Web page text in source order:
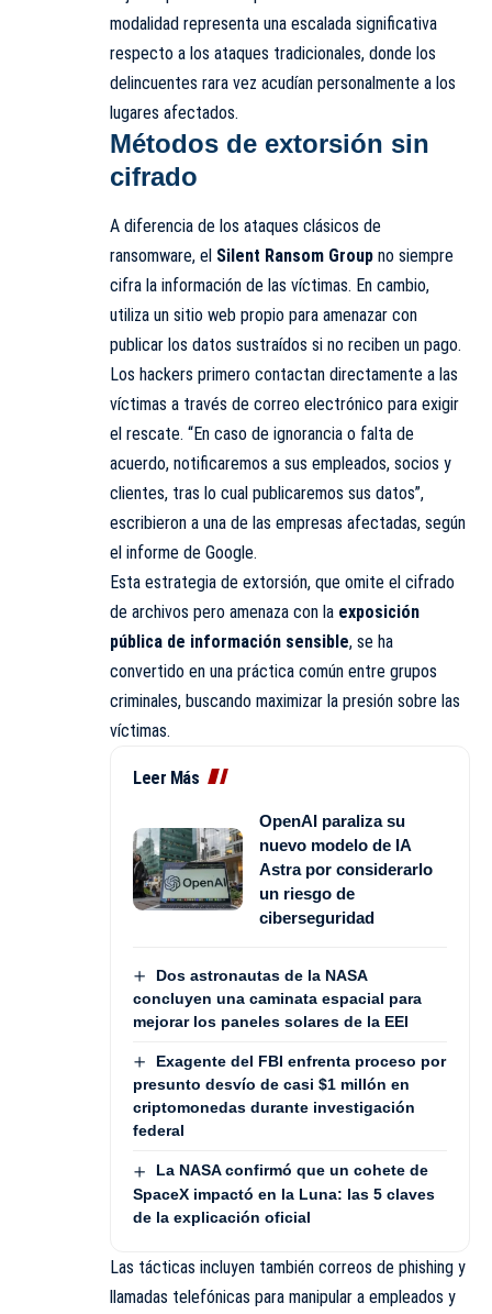
modalidad representa una escalada significativa
respecto a los ataques tradicionales, donde los
delincuentes rara vez acudían personalmente a los
lugares afectados.
Métodos de extorsión sin
cifrado
A diferencia de los ataques clásicos de
ransomware, el Silent Ransom Group no siempre
cifra la información de las víctimas. En cambio,
utiliza un sitio web propio para amenazar con
publicar los datos sustraídos si no reciben un pago.
Los hackers primero contactan directamente a las
víctimas a través de correo electrónico para exigir
el rescate. “En caso de ignorancia o falta de
acuerdo, notificaremos a sus empleados, socios y
clientes, tras lo cual publicaremos sus datos”,
escribieron a una de las empresas afectadas, según
el informe de Google.
Esta estrategia de extorsión, que omite el cifrado
de archivos pero amenaza con la exposición
pública de información sensible, se ha
convertido en una práctica común entre grupos
criminales, buscando maximizar la presión sobre las
víctimas.
Leer Más
OpenAI paraliza su
nuevo modelo de IA
Astra por considerarlo
un riesgo de
ciberseguridad
Dos astronautas de la NASA
concluyen una caminata espacial para
mejorar los paneles solares de la EEI
Exagente del FBI enfrenta proceso por
presunto desvío de casi $1 millón en
criptomonedas durante investigación
federal
La NASA confirmó que un cohete de
SpaceX impactó en la Luna: las 5 claves
de la explicación oficial
Las tácticas incluyen también correos de phishing y
llamadas telefónicas para manipular a empleados y